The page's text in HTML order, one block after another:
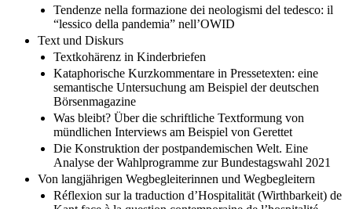
Tendenze nella formazione dei neologismi del tedesco: il
“lessico della pandemia” nell’OWID
Text und Diskurs
Textkohärenz in Kinderbriefen
Kataphorische Kurzkommentare in Pressetexten: eine
semantische Untersuchung am Beispiel der deutschen
Börsenmagazine
Was bleibt? Über die schriftliche Textformung von
mündlichen Interviews am Beispiel von Gerettet
Die Konstruktion der postpandemischen Welt. Eine
Analyse der Wahlprogramme zur Bundestagswahl 2021
Von langjährigen Wegbegleiterinnen und Wegbegleitern
Réflexion sur la traduction d’Hospitalität (Wirthbarkeit) de